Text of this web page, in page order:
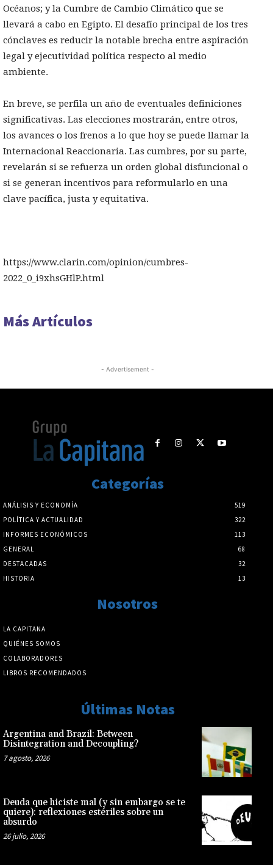
Océanos; y la Cumbre de Cambio Climático que se
llevará a cabo en Egipto. El desafío principal de los tres
cónclaves es reducir la notable brecha entre aspiración
legal y ejecutividad política respecto al medio
ambiente.
En breve, se perfila un año de eventuales definiciones
significativas. Las elecciones mostrarán, entre otros,
los avances o los frenos a lo que hoy se puede llamar la
Internacional Reaccionaria. Las cumbres, por su parte,
revelarán si se refuerza un orden global disfuncional o
si se generan incentivos para reformularlo en una
clave pacífica, justa y equitativa.
https://www.clarin.com/opinion/cumbres-
2022_0_i9xhsGHlP.html
Más Artículos
- Advertisement -
Categorías
ANÁLISIS Y ECONOMÍA
519
POLÍTICA Y ACTUALIDAD
322
INFORMES ECONÓMICOS
113
GENERAL
68
DESTACADAS
32
HISTORIA
13
Nosotros
LA CAPITANA
QUIÉNES SOMOS
COLABORADORES
LIBROS RECOMENDADOS
Últimas Notas
Argentina and Brazil: Between
Disintegration and Decoupling?
7 agosto, 2026
Deuda que hiciste mal (y sin embargo se te
quiere): reflexiones estériles sobre un
absurdo
26 julio, 2026